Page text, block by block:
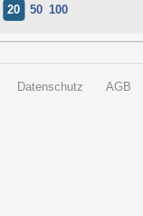
20 50 100
Datenschutz AGB